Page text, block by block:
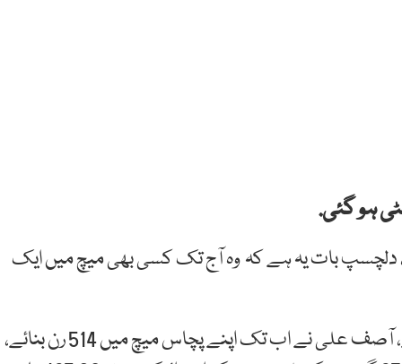
ہو گئی.
دلچسپ بات یہ ہے کہ وہ آج تک کسی بھی میچ میں ایک
آصف علی کا سب سے زیادہ اسکور 41 رن ناٹ آوٹ ہے، آصف علی نے اب تک اپنے پچاس میچ میں 514 رن بنائے،